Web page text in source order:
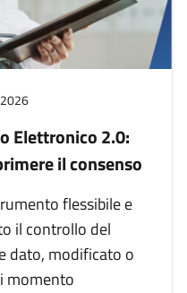
Elettronico 2.0:
il consenso
flessibile e
il controllo del
dato, modificato o
momento